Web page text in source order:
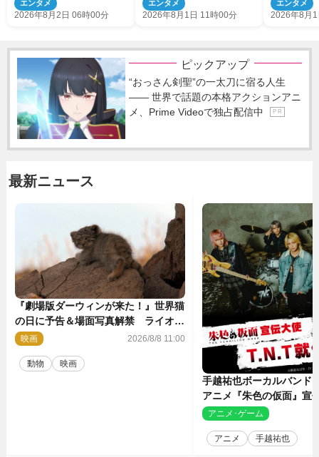
エンタメ
2026年8月2日 06時00分
かす
エンタメ
2026年8月1日 11時00分
エンタメ
2026年8月
ピックアップ
“おっさん剣聖”の一太刀に宿る人生
―― 世界で話題の本格アクションアニ
メ、Prime Videoで独占配信中
P R
最新ニュース
『劇場版ダーウィンが来た！』世界猫
の日に予告＆場面写真解禁 ライオン
やマヌルネコの赤ちゃんが大集合
映画 2026/8/8 11:00
動物 映画
手越祐也ボーカルバンド
アニメ『朱色の仮面』宣
決定
アニメ･ゲーム
アニメ 手越祐也